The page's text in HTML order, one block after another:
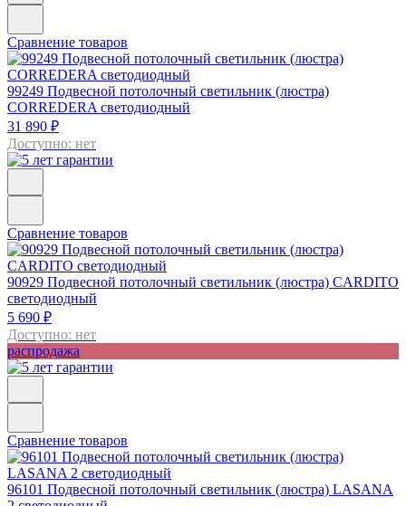
Сравнение товаров
99249 Подвесной потолочный светильник (люстра)
CORREDERA светодиодный
31 890 ₽
Доступно: нет
Сравнение товаров
90929 Подвесной потолочный светильник (люстра) CARDITO
светодиодный
5 690 ₽
Доступно: нет
распродажа
Сравнение товаров
96101 Подвесной потолочный светильник (люстра) LASANA